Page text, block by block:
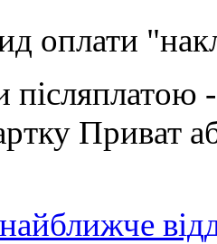
оплати
післяплатою
Приват